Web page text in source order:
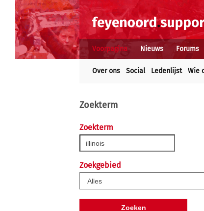
Voorpagina Nieuws Forums
Over ons Social Ledenlijst Wie
Zoekterm
Zoekterm
Zoekgebied